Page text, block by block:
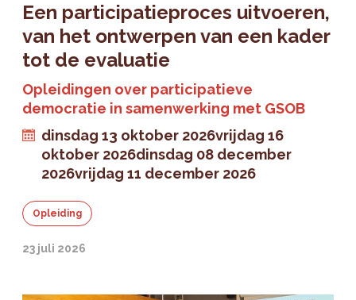
Een participatieproces uitvoeren,
van het ontwerpen van een kader
tot de evaluatie
Opleidingen over participatieve
democratie in samenwerking met GSOB
dinsdag 13 oktober 2026vrijdag 16
oktober 2026dinsdag 08 december
2026vrijdag 11 december 2026
Opleiding
23 juli 2026